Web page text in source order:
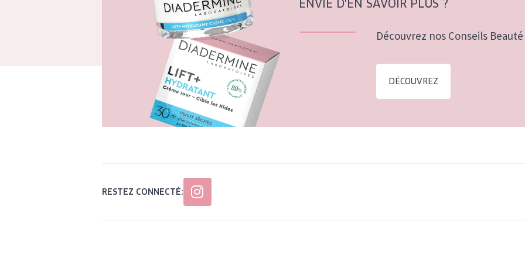
ENVIE D'EN SAVOIR PLUS ?
Découvrez nos Conseils
DÉCOUVREZ
RESTEZ CONNECTÉ: